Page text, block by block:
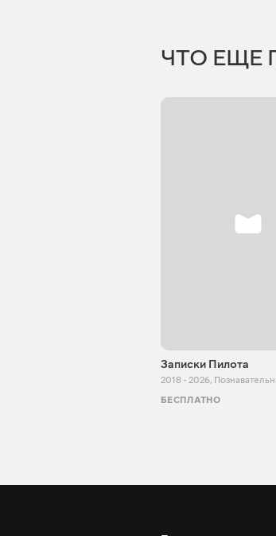
ЧТО ЕЩЕ
Записки Пилота
2018 - 2026,
БЕСПЛАТНО